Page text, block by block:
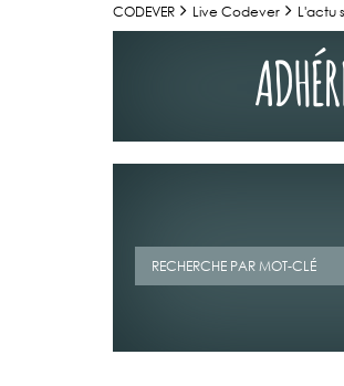
CODEVER Live Codever L'actu